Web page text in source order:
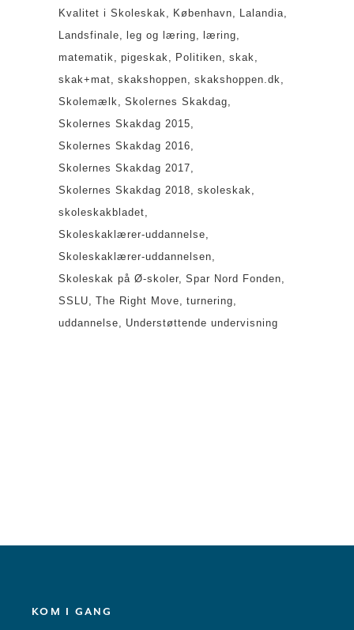
Kvalitet i Skoleskak
København
Lalandia
Landsfinale
leg og læring
læring
matematik
pigeskak Politiken
skak
skak+mat
skakshoppen
skakshoppen.dk
Skolemælk
Skolernes Skakdag
Skolernes Skakdag 2015
Skolernes Skakdag 2016
Skolernes Skakdag 2017
Skolernes Skakdag 2018
skoleskak
skoleskakbladet
Skoleskaklærer-uddannelse
Skoleskaklærer-uddannelsen
Skoleskak på Ø-skoler Spar Nord Fonden
SSLU
The Right Move
turnering
uddannelse
Understøttende undervisning
KOM I GANG